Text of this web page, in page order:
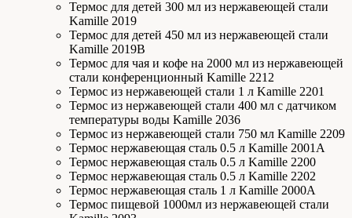
Термос для детей 300 мл из нержавеющей стали
Kamille 2019
Термос для детей 450 мл из нержавеющей стали
Kamille 2019В
Термос для чая и кофе на 2000 мл из нержавеющей
стали конференционный Kamille 2212
Термос из нержавеющей стали 1 л Kamille 2201
Термос из нержавеющей стали 400 мл с датчиком
температуры воды Kamille 2036
Термос из нержавеющей стали 750 мл Kamille 2209
Термос нержавеющая сталь 0.5 л Kamille 2001А
Термос нержавеющая сталь 0.5 л Kamille 2200
Термос нержавеющая сталь 0.5 л Kamille 2202
Термос нержавеющая сталь 1 л Kamille 2000А
Термос пищевой 1000мл из нержавеющей стали